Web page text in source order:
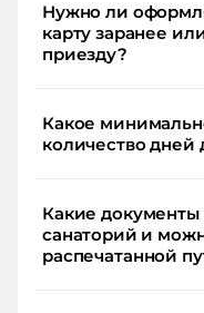
Нужно ли
карту заранее
приезду?
Какое
количество дней
Какие
санаторий и
распечатанной